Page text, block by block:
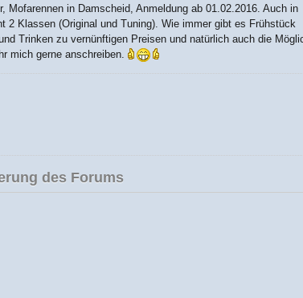
Mofarennen in Damscheid, Anmeldung ab 01.02.2016. Auch in
2 Klassen (Original und Tuning). Wie immer gibt es Frühstück
Trinken zu vernünftigen Preisen und natürlich auch die
mich gerne anschreiben.
des Forums